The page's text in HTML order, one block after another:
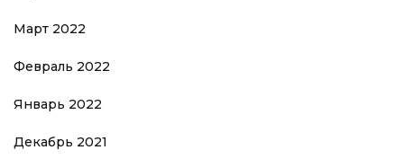
Март 2022
Февраль 2022
Январь 2022
Декабрь 2021